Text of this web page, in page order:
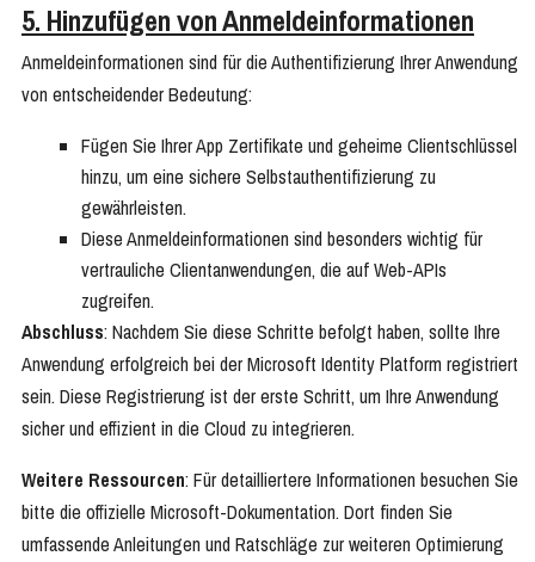
5. Hinzufügen von Anmeldeinformationen
Anmeldeinformationen sind für die Authentifizierung Ihrer Anwendung
von entscheidender Bedeutung:
Fügen Sie Ihrer App Zertifikate und geheime Clientschlüssel
hinzu, um eine sichere Selbstauthentifizierung zu
gewährleisten.
Diese Anmeldeinformationen sind besonders wichtig für
vertrauliche Clientanwendungen, die auf Web-APIs
zugreifen.
Abschluss: Nachdem Sie diese Schritte befolgt haben, sollte Ihre
Anwendung erfolgreich bei der Microsoft Identity Platform registriert
sein. Diese Registrierung ist der erste Schritt, um Ihre Anwendung
sicher und effizient in die Cloud zu integrieren.
Weitere Ressourcen: Für detailliertere Informationen besuchen Sie
bitte die offizielle Microsoft-Dokumentation. Dort finden Sie
umfassende Anleitungen und Ratschläge zur weiteren Optimierung